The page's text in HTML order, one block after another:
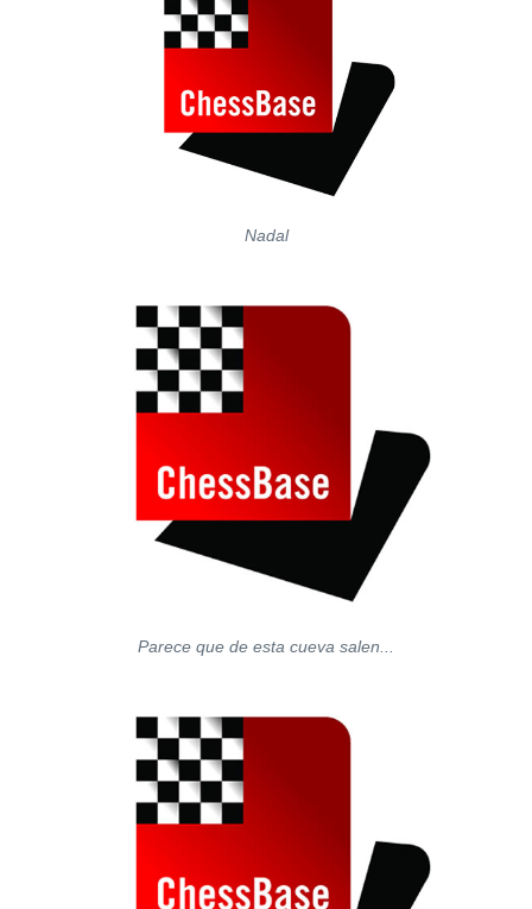
Nadal
Parece que de esta cueva salen...